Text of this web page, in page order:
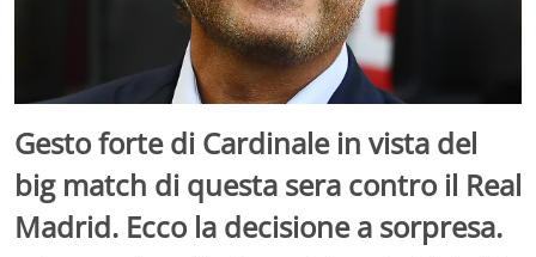
Gesto forte di Cardinale in vista del
big match di questa sera contro il Real
Madrid. Ecco la decisione a sorpresa.